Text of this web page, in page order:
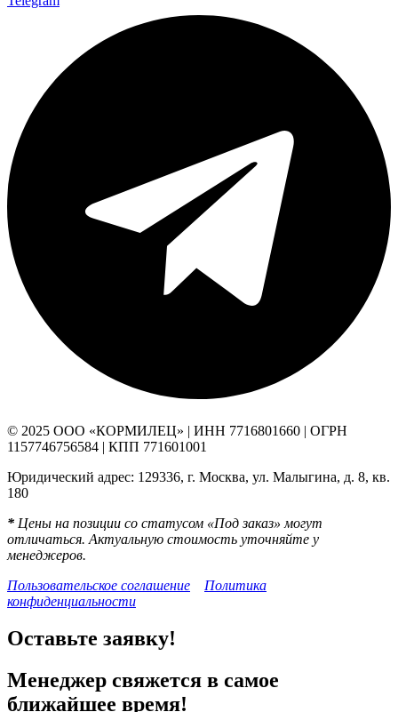
© 2025 ООО «КОРМИЛЕЦ» | ИНН 7716801660 | ОГРН
1157746756584 | КПП 771601001
Юридический адрес: 129336, г. Москва, ул. Малыгина, д. 8, кв.
180
* Цены на позиции со статусом «Под заказ» могут
отличаться. Актуальную стоимость уточняйте у
менеджеров.
Пользовательское соглашение
Политика
конфиденциальности
Оставьте заявку!
Менеджер свяжется в самое
ближайшее время!